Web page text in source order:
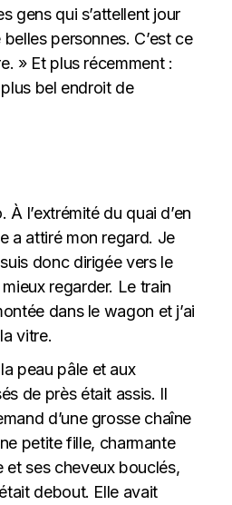
gens qui s’attellent jour
personnes. C’est ce
» Et plus récemment :
bel endroit de
À l’extrémité du quai d’en
a attiré mon regard. Je
donc dirigée vers le
regarder. Le train
dans le wagon et j’ai
vitre.
peau pâle et aux
de près était assis. Il
d’une grosse chaîne
petite fille, charmante
et ses cheveux bouclés,
debout. Elle avait